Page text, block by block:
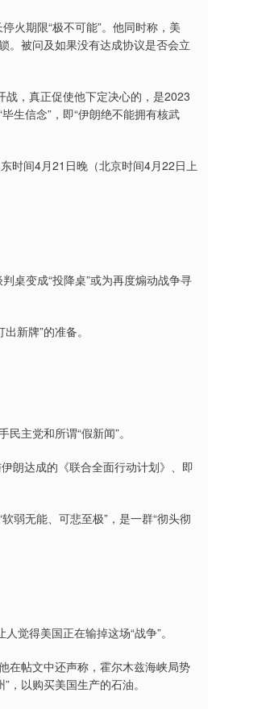
火期限“极不可能”。他同时称，美
。被问及如果没有达成协议是否会立
战，真正促使他下定决心的，是2023
生信念”，即“伊朗绝不能拥有核武
时间4月21日晚（北京时间4月22日上
桌变成“投降桌”或为再度煽动战争寻
新牌”的准备。
主党和所谓“假新闻”。
朗达成的《联合全面行动计划》、即
弱无能、可悲至极”，是一群“彻头彻
觉得美国正在输掉这场“战争”。
在帖文中还声称，霍尔木兹海峡局势
以购买美国生产的石油。